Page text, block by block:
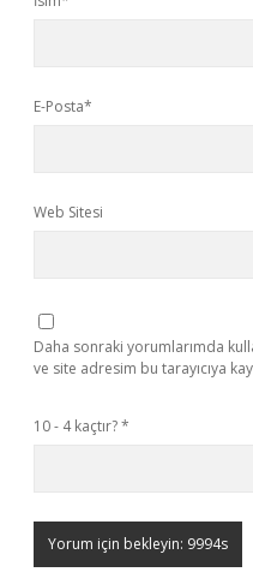
E-Posta*
Web Sitesi
Daha sonraki yorumlarımda
ve site adresim bu tarayıcıya
10 - 4 kaçtır?*